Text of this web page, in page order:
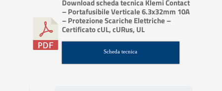
Download scheda tecnica Klemi Contact
– Portafusibile Verticale 6.3x32mm 10A
– Protezione Scariche Elettriche –
Certificato cUL, cURus, UL
Scheda tecnica